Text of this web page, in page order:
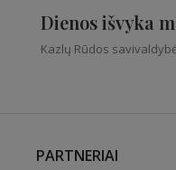
Dienos išvyka
Kazlų Rūdos
PARTNERIAI